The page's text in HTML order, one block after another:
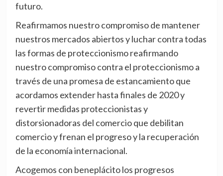
futuro.
Reafirmamos nuestro compromiso de mantener
nuestros mercados abiertos y luchar contra todas
las formas de proteccionismo reafirmando
nuestro compromiso contra el proteccionismo a
través de una promesa de estancamiento que
acordamos extender hasta finales de 2020 y
revertir medidas proteccionistas y
distorsionadoras del comercio que debilitan
comercio y frenan el progreso y la recuperación
de la economía internacional.
Acogemos con beneplácito los progresos